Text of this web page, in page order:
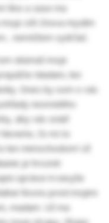
Áno a zase ma
oči! Znova myslím
nemôžem vydržať..
skúmaš moje
Madam, len
Dnes by som o vás
nesmelého
aby vás snáď
čo mi to
len mimochodom! Už
je hrozné:
správu! A navyše
Rovno pred mojimi
madam. Už ma